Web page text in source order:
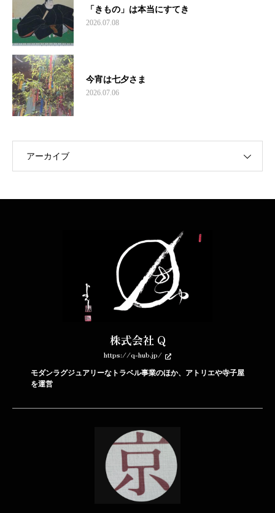
「きもの」は本当にすてき
2026.07.08
今宵は七夕さま
2026.07.06
アーカイブ
株式会社 Q
https://q-hub.jp/
モダンラグジュアリーなトラベル事業のほか、アトリエや寺子屋
を運営